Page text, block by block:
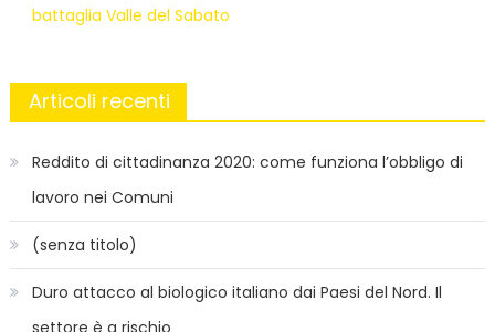
battaglia Valle del Sabato
Articoli recenti
Reddito di cittadinanza 2020: come funziona l’obbligo di
lavoro nei Comuni
(senza titolo)
Duro attacco al biologico italiano dai Paesi del Nord. Il
settore è a rischio